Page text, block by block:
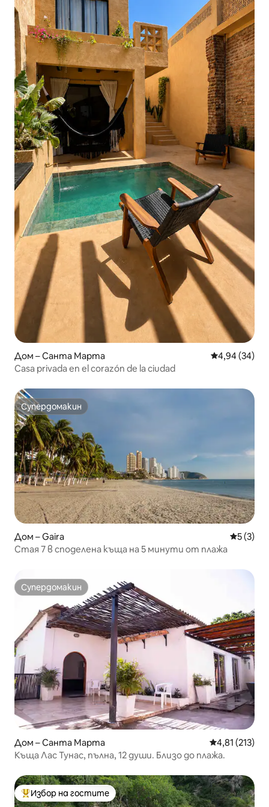
Дом – Санта Марта Средна
4,94 (34)
Casa privada en el corazón de la ciudad
Супердомакин
Супердомакин
Дом – Gaira Средна
5 (3)
Стая 7 в споделена къща на 5 минути от плажа
Супердомакин
Супердомакин
Дом – Санта Марта Средна
4,81 (213)
Къща Лас Тунас, пълна, 12 души. Близо до плажа.
Най-популярен избор на гостите
Избор на гостите